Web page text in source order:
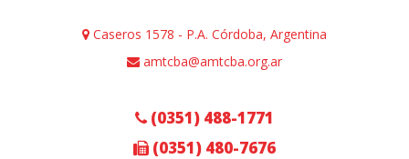
Caseros 1578 - P.A. Córdoba, Argentina
amtcba@amtcba.org.ar
(0351) 488-1771
(0351) 480-7676